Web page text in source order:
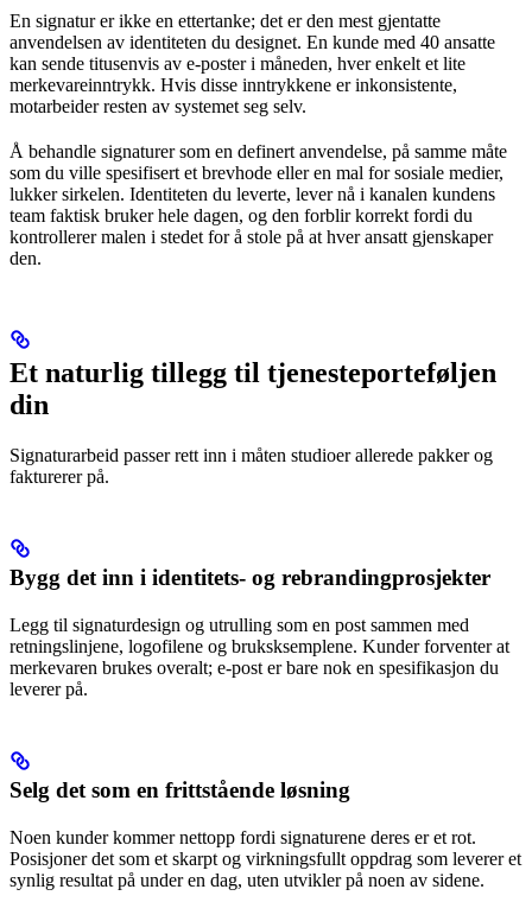
En signatur er ikke en ettertanke; det er den mest gjentatte
anvendelsen av identiteten du designet. En kunde med 40 ansatte
kan sende titusenvis av e-poster i måneden, hver enkelt et lite
merkevareinntrykk. Hvis disse inntrykkene er inkonsistente,
motarbeider resten av systemet seg selv.
Å behandle signaturer som en definert anvendelse, på samme måte
som du ville spesifisert et brevhode eller en mal for sosiale medier,
lukker sirkelen. Identiteten du leverte, lever nå i kanalen kundens
team faktisk bruker hele dagen, og den forblir korrekt fordi du
kontrollerer malen i stedet for å stole på at hver ansatt gjenskaper
den.
Et naturlig tillegg til tjenesteporteføljen
din
Signaturarbeid passer rett inn i måten studioer allerede pakker og
fakturerer på.
Bygg det inn i identitets- og rebrandingprosjekter
Legg til signaturdesign og utrulling som en post sammen med
retningslinjene, logofilene og bruksksemplene. Kunder forventer at
merkevaren brukes overalt; e-post er bare nok en spesifikasjon du
leverer på.
Selg det som en frittstående løsning
Noen kunder kommer nettopp fordi signaturene deres er et rot.
Posisjoner det som et skarpt og virkningsfullt oppdrag som leverer et
synlig resultat på under en dag, uten utvikler på noen av sidene.